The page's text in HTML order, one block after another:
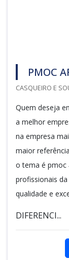
PMOC
CASQUEIRO E
Quem deseja
a melhor
na empresa
maior
o tema é pmoc
profissionais
qualidade e
DIFERENCI...